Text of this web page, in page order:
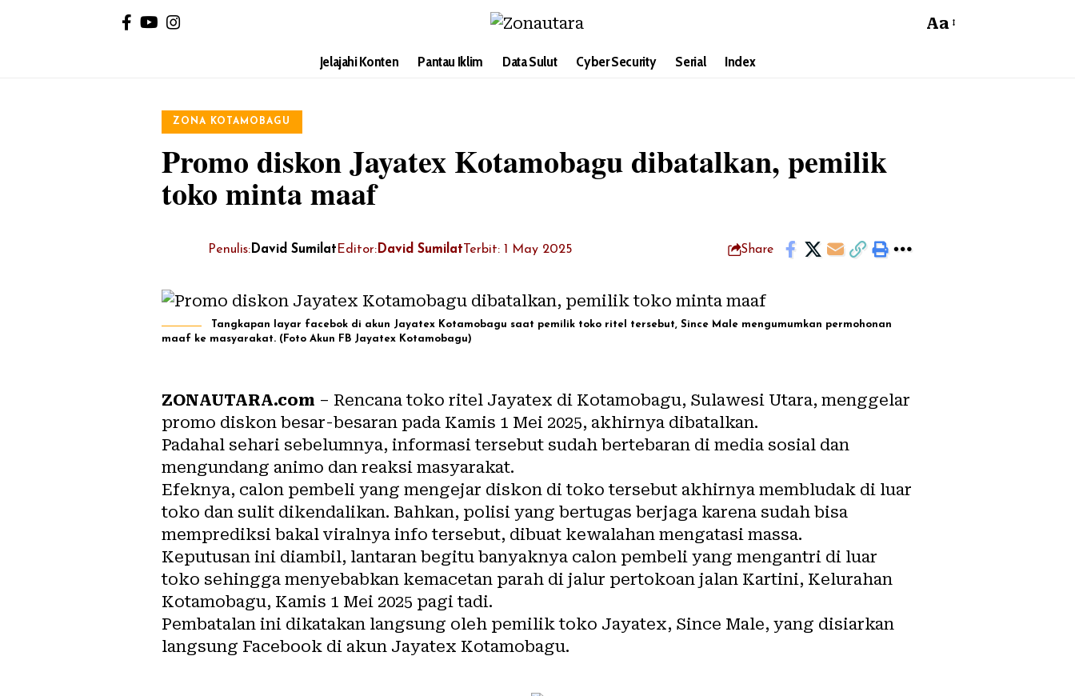
Aa
Jelajahi Konten Pantau Iklim Data Sulut Cyber Security Serial Index
ZONA KOTAMOBAGU
Promo diskon Jayatex Kotamobagu dibatalkan, pemilik
toko minta maaf
Penulis: David Sumilat Editor: David Sumilat Terbit: 1 May 2025 Share
Tangkapan layar facebok di akun Jayatex Kotamobagu saat pemilik toko ritel tersebut, Since Male mengumumkan permohonan
maaf ke masyarakat. (Foto Akun FB Jayatex Kotamobagu)
ZONAUTARA.com – Rencana toko ritel Jayatex di Kotamobagu, Sulawesi Utara, menggelar
promo diskon besar-besaran pada Kamis 1 Mei 2025, akhirnya dibatalkan.
Padahal sehari sebelumnya, informasi tersebut sudah bertebaran di media sosial dan
mengundang animo dan reaksi masyarakat.
Efeknya, calon pembeli yang mengejar diskon di toko tersebut akhirnya membludak di luar
toko dan sulit dikendalikan. Bahkan, polisi yang bertugas berjaga karena sudah bisa
memprediksi bakal viralnya info tersebut, dibuat kewalahan mengatasi massa.
Keputusan ini diambil, lantaran begitu banyaknya calon pembeli yang mengantri di luar
toko sehingga menyebabkan kemacetan parah di jalur pertokoan jalan Kartini, Kelurahan
Kotamobagu, Kamis 1 Mei 2025 pagi tadi.
Pembatalan ini dikatakan langsung oleh pemilik toko Jayatex, Since Male, yang disiarkan
langsung Facebook di akun Jayatex Kotamobagu.